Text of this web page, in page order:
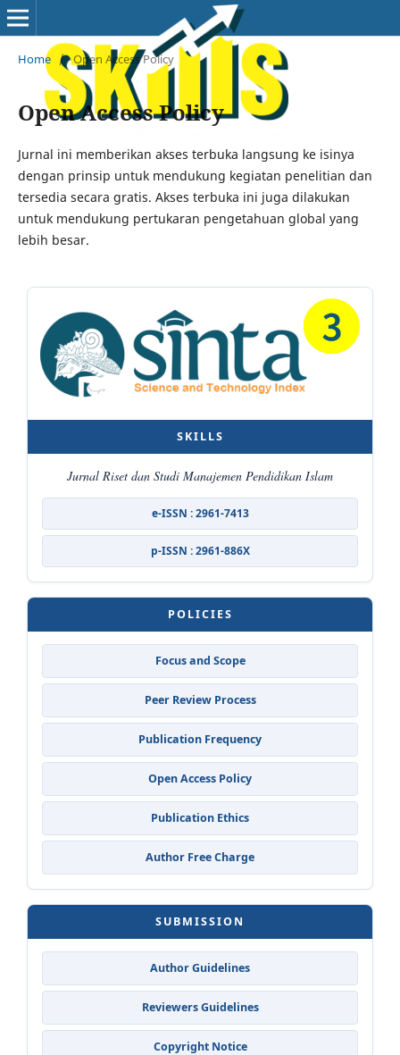
Home / Open Access Policy
Open Access Policy
Jurnal ini memberikan akses terbuka langsung ke isinya
dengan prinsip untuk mendukung kegiatan penelitian dan
tersedia secara gratis. Akses terbuka ini juga dilakukan
untuk mendukung pertukaran pengetahuan global yang
lebih besar.
SKILLS
Jurnal Riset dan Studi Manajemen Pendidikan Islam
e-ISSN : 2961-7413
p-ISSN : 2961-886X
POLICIES
Focus and Scope
Peer Review Process
Publication Frequency
Open Access Policy
Publication Ethics
Author Free Charge
SUBMISSION
Author Guidelines
Reviewers Guidelines
Copyright Notice